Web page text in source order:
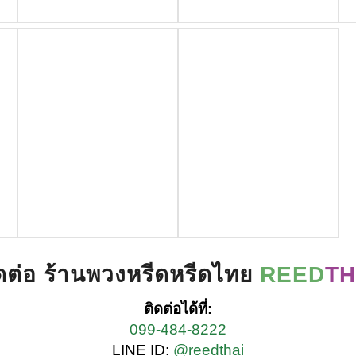
อ ร้านพวงหรีดหรีดไทย REED
ติดต่อได้ที่:
099-484-8222
LINE ID: @reedthai